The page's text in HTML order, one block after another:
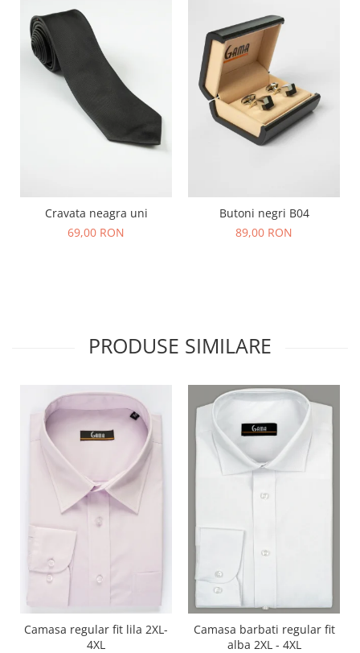
Cravata neagra uni
69,00 RON
Butoni negri B04
89,00 RON
PRODUSE SIMILARE
Camasa regular fit lila 2XL-
4XL
Camasa barbati regular fit
alba 2XL - 4XL